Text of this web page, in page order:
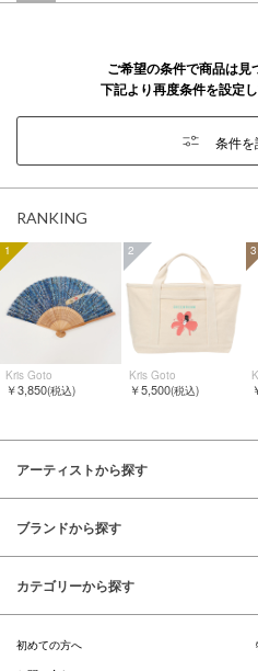
ご希望の条件で商品は見
下記より再度条件を設定
条件を
RANKING
1
Kris Goto
￥3,850(税込)
2
Kris Goto
￥5,500(税込)
3
アーティストから探す
ブランドから探す
カテゴリーから探す
初めての方へ